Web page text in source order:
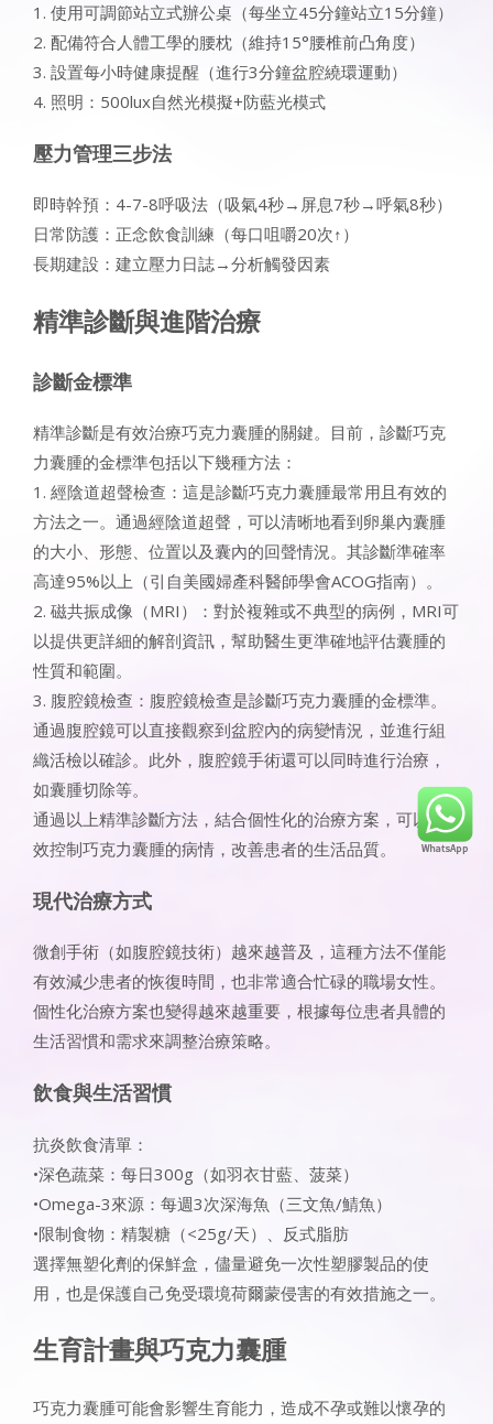
1. 使用可調節站立式辦公桌（每坐立45分鐘站立15分鐘）
2. 配備符合人體工學的腰枕（維持15°腰椎前凸角度）
3. 設置每小時健康提醒（進行3分鐘盆腔繞環運動）
4. 照明：500lux自然光模擬+防藍光模式
壓力管理三步法
即時幹預：4-7-8呼吸法（吸氣4秒→屏息7秒→呼氣8秒）
日常防護：正念飲食訓練（每口咀嚼20次↑）
長期建設：建立壓力日誌→分析觸發因素
精準診斷與進階治療
診斷金標準
精準診斷是有效治療巧克力囊腫的關鍵。目前，診斷巧克
力囊腫的金標準包括以下幾種方法：
1. 經陰道超聲檢查：這是診斷巧克力囊腫最常用且有效的
方法之一。通過經陰道超聲，可以清晰地看到卵巢內囊腫
的大小、形態、位置以及囊內的回聲情況。其診斷準確率
高達95%以上（引自美國婦產科醫師學會ACOG指南）。
2. 磁共振成像（MRI）：對於複雜或不典型的病例，MRI可
以提供更詳細的解剖資訊，幫助醫生更準確地評估囊腫的
性質和範圍。
3. 腹腔鏡檢查：腹腔鏡檢查是診斷巧克力囊腫的金標準。
通過腹腔鏡可以直接觀察到盆腔內的病變情況，並進行組
織活檢以確診。此外，腹腔鏡手術還可以同時進行治療，
如囊腫切除等。
通過以上精準診斷方法，結合個性化的治療方案，可以有
效控制巧克力囊腫的病情，改善患者的生活品質。
現代治療方式
微創手術（如腹腔鏡技術）越來越普及，這種方法不僅能
有效減少患者的恢復時間，也非常適合忙碌的職場女性。
個性化治療方案也變得越來越重要，根據每位患者具體的
生活習慣和需求來調整治療策略。
飲食與生活習慣
抗炎飲食清單：
•深色蔬菜：每日300g（如羽衣甘藍、菠菜）
•Omega-3來源：每週3次深海魚（三文魚/鯖魚）
•限制食物：精製糖（<25g/天）、反式脂肪
選擇無塑化劑的保鮮盒，儘量避免一次性塑膠製品的使
用，也是保護自己免受環境荷爾蒙侵害的有效措施之一。
生育計畫與巧克力囊腫
巧克力囊腫可能會影響生育能力，造成不孕或難以懷孕的